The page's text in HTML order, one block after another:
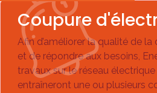
Coupure
Afin d’améliorer la qualité de
et de répondre aux besoins,
travaux sur le réseau
entraîneront une ou plusieurs